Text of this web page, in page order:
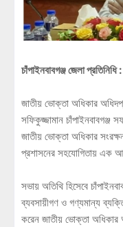
চাঁপাইনবাবগঞ্জ জেলা প্রতিনিধি :
জাতীয় ভোক্তা অধিকার
সফিকুজ্জামান
জাতীয় ভোক্তা অধিকার
প্রশাসনের সহযোগিতায় এক
সভায় অতিথি হিসেবে
ব্যবসায়ীগণ ও গণ্যমান্য
করেন জাতীয় ভোক্তা